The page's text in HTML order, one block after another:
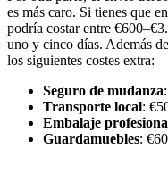
es más caro. Si tienes que
podría costar entre
uno y cinco días. Además
los siguientes costes extra:
Seguro de mudanza
Transporte local:
Embalaje
Guardamuebles: